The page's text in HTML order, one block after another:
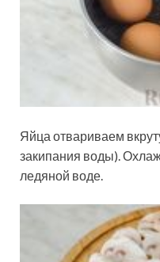
Яйца отвариваем
закипания воды).
ледяной воде.